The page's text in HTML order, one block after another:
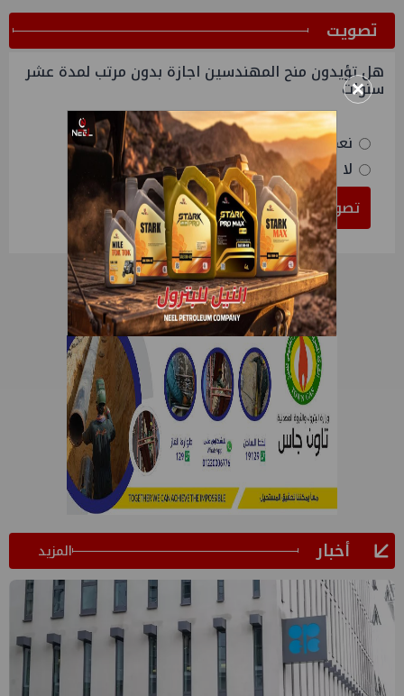
ﺗﺼﻮﻳﺖ
هل تؤيدون منح المهندسين اجازة بدون مرتب لمدة عشر
سنوات
نعم
لا
تصويت
النتائج
أخبار المزيد
×